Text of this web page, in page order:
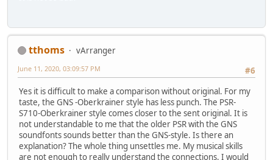
tthoms
vArranger
#6
June 11, 2020, 03:09:57 PM
Yes it is difficult to make a comparison without original. For my
taste, the GNS -Oberkrainer style has less punch. The PSR-
S710-Oberkrainer style comes closer to the sent original. It is
not understandable to me that the older PSR with the GNS
soundfonts sounds better than the GNS-style. Is there an
explanation? The whole thing unsettles me. My musical skills
are not enough to really understand the connections. I would